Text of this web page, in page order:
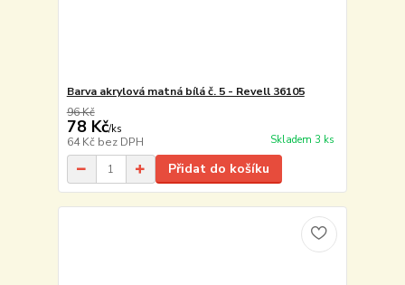
Barva akrylová matná bílá č. 5 - Revell 36105
96 Kč
78 Kč/ks
64 Kč bez DPH Skladem 3 ks
Přidat do košíku